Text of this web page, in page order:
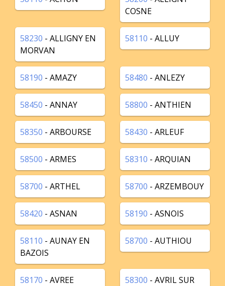
COSNE
58230 - ALLIGNY EN
MORVAN
58110 - ALLUY
58190 - AMAZY 58480 - ANLEZY
58450 - ANNAY 58800 - ANTHIEN
58350 - ARBOURSE 58430 - ARLEUF
58500 - ARMES 58310 - ARQUIAN
58700 - ARTHEL 58700 - ARZEMBOUY
58420 - ASNAN 58190 - ASNOIS
58110 - AUNAY EN
BAZOIS
58700 - AUTHIOU
58170 - AVREE 58300 - AVRIL SUR